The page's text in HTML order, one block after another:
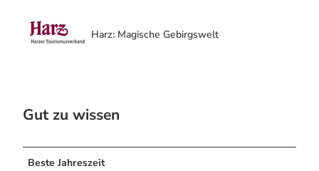
Harz: Magische Gebirgswelt
Gut zu wissen
Beste Jahreszeit